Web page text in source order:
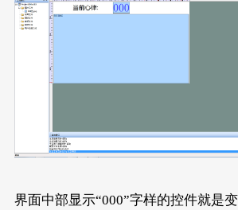
界面中部显示“000”字样的控件就是